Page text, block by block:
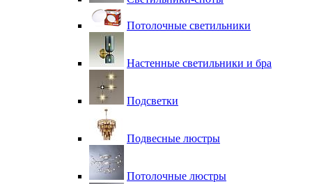
Потолочные светильники
Настенные светильники и бра
Подсветки
Подвесные люстры
Потолочные люстры